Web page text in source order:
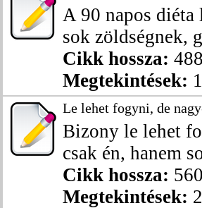
A 90 napos diéta
sok zöldségnek,
Cikk hossza:
Megtekintések:
Le lehet fogyni, de
Bizony le lehet
csak én, hanem
Cikk hossza:
Megtekintések: